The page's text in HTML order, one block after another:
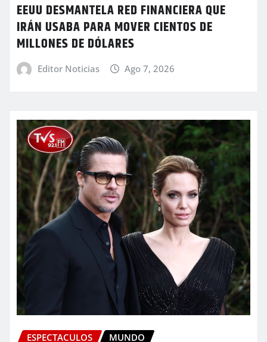
EEUU DESMANTELA RED FINANCIERA QUE
IRÁN USABA PARA MOVER CIENTOS DE
MILLONES DE DÓLARES
Editor Noticias Ago 7, 2026
ESPECTACULOS MUNDO